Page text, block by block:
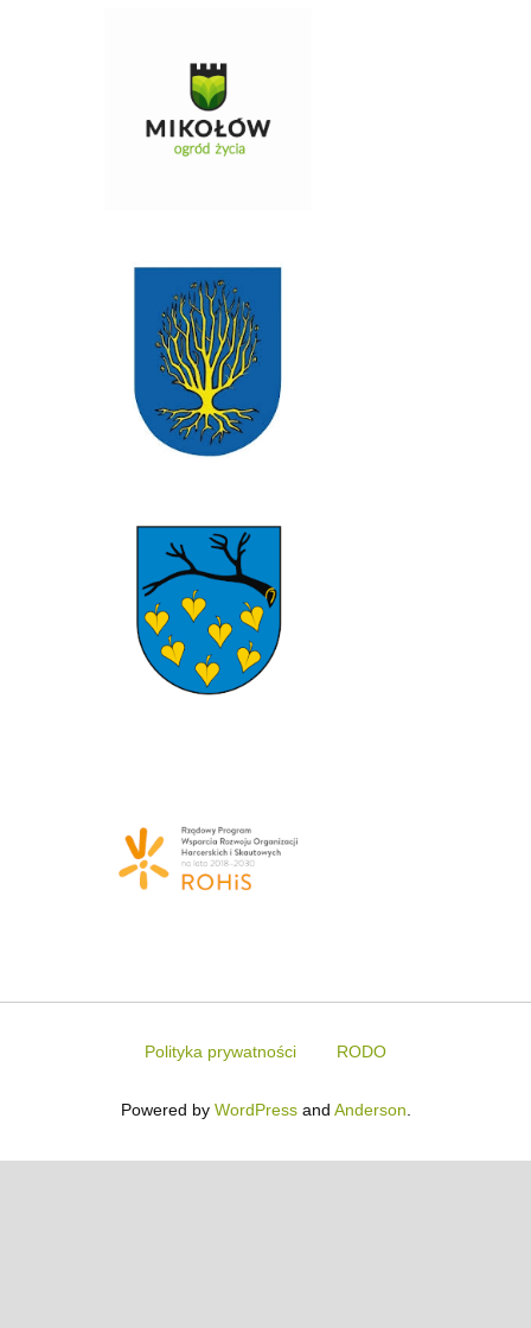
Polityka prywatności RODO
Powered by WordPressand Anderson.